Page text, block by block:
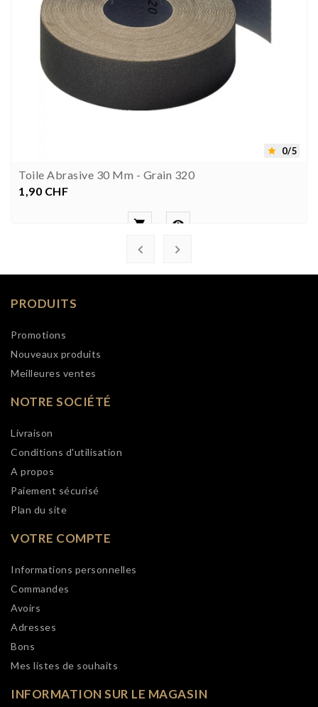
 0/5
Toile Abrasive 30 Mm - Grain 320
Prix
1,90 CHF
 
 
PRODUITS
Promotions
Nouveaux produits
Meilleures ventes
NOTRE SOCIÉTÉ
Livraison
Conditions d'utilisation
A propos
Paiement sécurisé
Plan du site
VOTRE COMPTE
Informations personnelles
Commandes
Avoirs
Adresses
Bons
Mes listes de souhaits
INFORMATION SUR LE MAGASIN